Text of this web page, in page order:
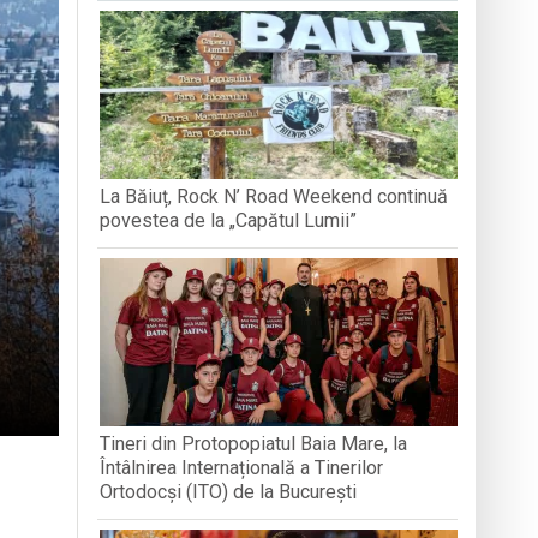
Sofronie Perța
lansare de carte și momente
BREB
La Băiuț, Rock N’ Road Weekend continuă
povestea de la „Capătul Lumii”
Tineri din Protopopiatul Baia Mare, la
Întâlnirea Internațională a Tinerilor
Ortodocși (ITO) de la București